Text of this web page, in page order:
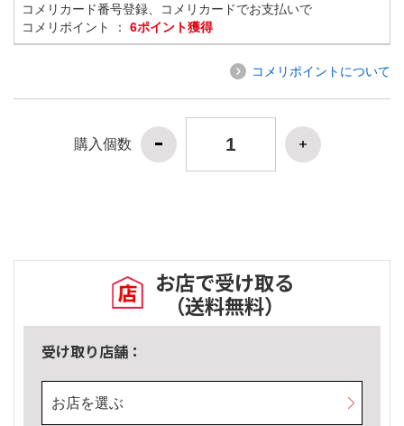
コメリカード番号登録、コメリカードでお支払いで
コメリポイント ： 6ポイント獲得
コメリポイントについて
購入個数
お店で受け取る
（送料無料）
受け取り店舗：
お店を選ぶ